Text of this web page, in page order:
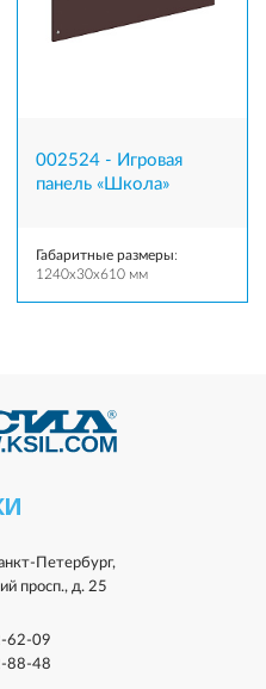
002524 - Игровая
панель «Школа»
Габаритные размеры:
1240x30x610 мм
Петербург,
просп., д. 25
62-09
88-48